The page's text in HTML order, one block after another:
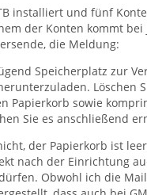
installiert und fünf
der Konten kommt bei
die Meldung:
Speicherplatz zur
Löschen
Papierkorb sowie
Sie es anschließend
der Papierkorb ist
nach der Einrichtung
Obwohl ich die